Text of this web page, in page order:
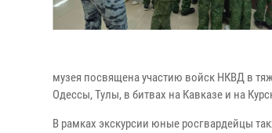
музея посвящена участию войск НКВД в
Одессы, Тулы, в битвах на Кавказе и на
В рамках экскурсии юные росгвардейцы